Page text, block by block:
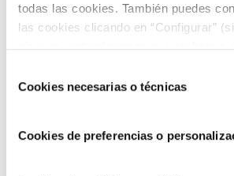
todas las cookies. También puedes
las cookies clicando en “Configurar”
COOKIES.
deCookies necesarias o técnicas
Cookies de preferencias o